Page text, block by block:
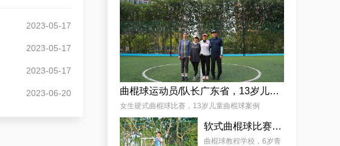
2023-05-17
2023-05-17
2023-05-17
2023-06-20
麦少颜
曲棍球运动员/队长广东省，13岁儿童曲棍球案例
女生硬式曲棍球比赛，13岁儿童曲棍球案例
软式曲棍球比赛技巧，6岁青少年曲棍球教程案例
曲棍球教程学校，6岁青